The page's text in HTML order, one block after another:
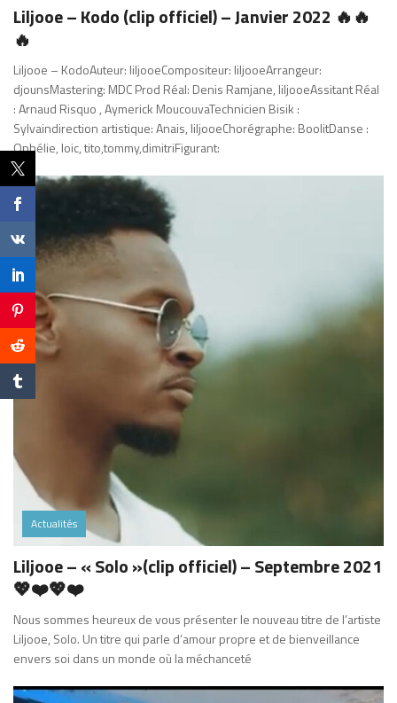
Liljooe – Kodo (clip officiel) – Janvier 2022 🔥🔥
🔥
Liljooe – KodoAuteur: liljooeCompositeur: liljooeArrangeur:
djounsMastering: MDC Prod Réal: Denis Ramjane, liljooeAssitant Réal
: Arnaud Risquo , Aymerick MoucouvaTechnicien Bisik :
Sylvaindirection artistique: Anais, liljooeChorégraphe: BoolitDanse :
Ophélie, loic, tito,tommy,dimitriFigurant:
Actualités
Liljooe – « Solo »(clip officiel) – Septembre 2021
💖❤️💖❤️
Nous sommes heureux de vous présenter le nouveau titre de l’artiste
Liljooe, Solo. Un titre qui parle d’amour propre et de bienveillance
envers soi dans un monde où la méchanceté